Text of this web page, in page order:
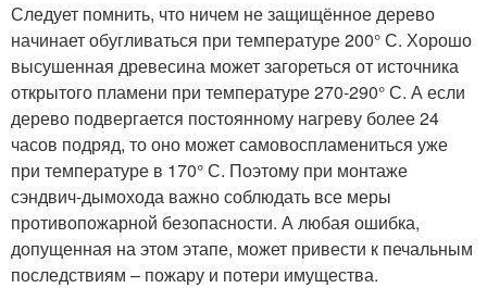
Следует помнить, что ничем не защищённое дерево
начинает обугливаться при температуре 200° С. Хорошо
высушенная древесина может загореться от источника
открытого пламени при температуре 270-290° С. А если
дерево подвергается постоянному нагреву более 24
часов подряд, то оно может самовоспламениться уже
при температуре в 170° С. Поэтому при монтаже
сэндвич-дымохода важно соблюдать все меры
противопожарной безопасности. А любая ошибка,
допущенная на этом этапе, может привести к печальным
последствиям – пожару и потери имущества.